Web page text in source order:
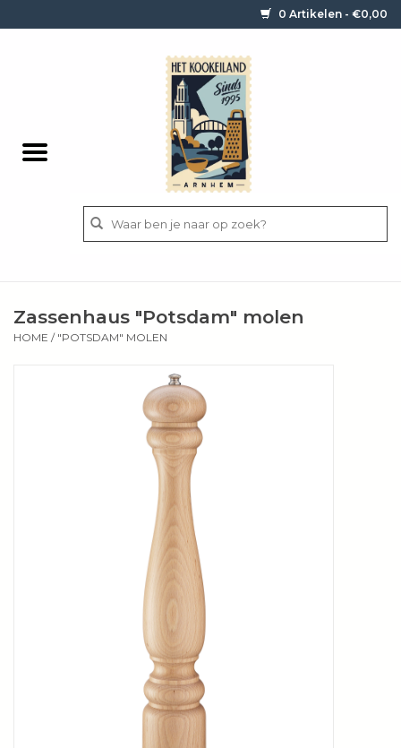
0 Artikelen - €0,00
Bestek
Zassenhaus "Potsdam" molen
HOME / "POTSDAM" MOLEN